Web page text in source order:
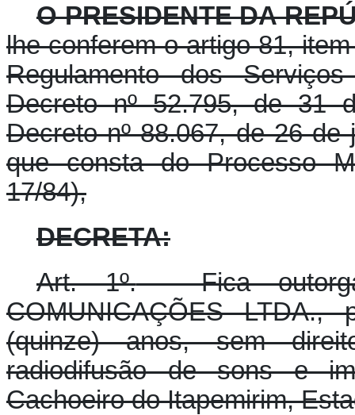
O PRESIDENTE DA
lhe conferem o artigo 81,
Regulamento dos
Decreto nº 52.795, de 31
Decreto nº 88.067, de 26
que consta do Processo
17/84),
DECRETA:
Art. 1º.- Fica
COMUNICAÇÕES
(quinze) anos, sem
radiodifusão de sons e
Cachoeiro do Itapemirim,